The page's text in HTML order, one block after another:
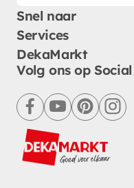
Snel naar
Services
DekaMarkt
Volg ons op
facebookyoutubepinterest